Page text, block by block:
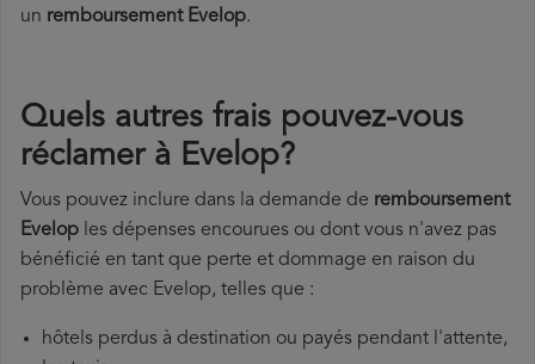
un remboursement Evelop.
Quels autres frais pouvez-vous
réclamer à Evelop?
Vous pouvez inclure dans la demande de remboursement
Evelop les dépenses encourues ou dont vous n'avez pas
bénéficié en tant que perte et dommage en raison du
problème avec Evelop, telles que :
hôtels perdus à destination ou payés pendant l'attente,